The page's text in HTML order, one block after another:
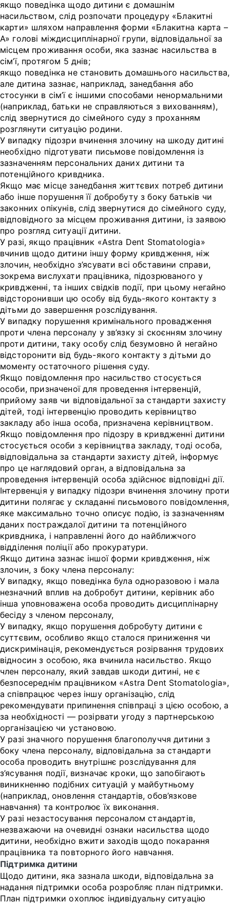
якщо поведінка щодо дитини є домашнім
насильством, слід розпочати процедуру «Блакитні
карти» шляхом направлення форми «Блакитна карта –
А» голові міждисциплінарної групи, відповідальної за
місцем проживання особи, яка зазнає насильства в
сім’ї, протягом 5 днів;
якщо поведінка не становить домашнього насильства,
але дитина зазнає, наприклад, занедбання або
стосунки в сім’ї є іншими способами ненормальними
(наприклад, батьки не справляються з вихованням),
слід звернутися до сімейного суду з проханням
розглянути ситуацію родини.
У випадку підозри вчинення злочину на шкоду дитині
необхідно підготувати письмове повідомлення із
зазначенням персональних даних дитини та
потенційного кривдника.
Якщо має місце занедбання життєвих потреб дитини
або інше порушення її добробуту з боку батьків чи
законних опікунів, слід звернутися до сімейного суду,
відповідного за місцем проживання дитини, із заявою
про розгляд ситуації дитини.
У разі, якщо працівник «Astra Dent Stomatologia»
вчинив щодо дитини іншу форму кривдження, ніж
злочин, необхідно з’ясувати всі обставини справи,
зокрема вислухати працівника, підозрюваного у
кривдженні, та інших свідків події, при цьому негайно
відсторонивши цю особу від будь-якого контакту з
дітьми до завершення розслідування.
У випадку порушення кримінального провадження
проти члена персоналу у зв’язку зі скоєнням злочину
проти дитини, таку особу слід безумовно й негайно
відсторонити від будь-якого контакту з дітьми до
моменту остаточного рішення суду.
Якщо повідомлення про насильство стосується
особи, призначеної для проведення інтервенцій,
прийому заяв чи відповідальної за стандарти захисту
дітей, тоді інтервенцію проводить керівництво
закладу або інша особа, призначена керівництвом.
Якщо повідомлення про підозру в кривдженні дитини
стосується особи з керівництва закладу, тоді особа,
відповідальна за стандарти захисту дітей, інформує
про це наглядовий орган, а відповідальна за
проведення інтервенцій особа здійснює відповідні дії.
Інтервенція у випадку підозри вчинення злочину проти
дитини полягає у складанні письмового повідомлення,
яке максимально точно описує подію, із зазначенням
даних постраждалої дитини та потенційного
кривдника, і направленні його до найближчого
відділення поліції або прокуратури.
Якщо дитина зазнає іншої форми кривдження, ніж
злочин, з боку члена персоналу:
У випадку, якщо поведінка була одноразовою і мала
незначний вплив на добробут дитини, керівник або
інша уповноважена особа проводить дисциплінарну
бесіду з членом персоналу,
У випадку, якщо порушення добробуту дитини є
суттєвим, особливо якщо сталося приниження чи
дискримінація, рекомендується розірвання трудових
відносин з особою, яка вчинила насильство. Якщо
член персоналу, який завдав шкоди дитині, не є
безпосереднім працівником «Astra Dent Stomatologia»,
а співпрацює через іншу організацію, слід
рекомендувати припинення співпраці з цією особою, а
за необхідності — розірвати угоду з партнерською
організацією чи установою.
У разі значного порушення благополуччя дитини з
боку члена персоналу, відповідальна за стандарти
особа проводить внутрішнє розслідування для
з’ясування події, визначає кроки, що запобігають
виникненню подібних ситуацій у майбутньому
(наприклад, оновлення стандартів, обов’язкове
навчання) та контролює їх виконання.
У разі незастосування персоналом стандартів,
незважаючи на очевидні ознаки насильства щодо
дитини, необхідно вжити заходів щодо покарання
працівника та повторного його навчання.
Підтримка дитини
Щодо дитини, яка зазнала шкоди, відповідальна за
надання підтримки особа розробляє план підтримки.
План підтримки охоплює індивідуальну ситуацію